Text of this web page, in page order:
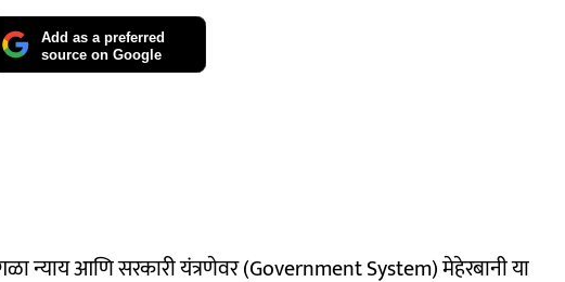
Add as a preferred
source on Google
न्याय आणि सरकारी यंत्रणेवर (Government System) मेहेरबानी या